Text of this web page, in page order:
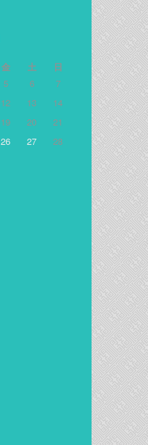
金 土
日
5 6
7
12 13
14
19 20
21
26 27
28